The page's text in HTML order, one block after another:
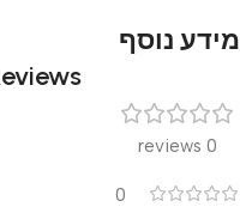
מידע נוסף
0 reviews
0